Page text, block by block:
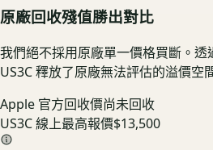
原廠回收殘值勝出對比
我們絕不採用原廠單一價格買斷。透
US3C 釋放了原廠無法評估的溢價空
Apple 官方回收價尚未回收
US3C 線上最高報價$13,500